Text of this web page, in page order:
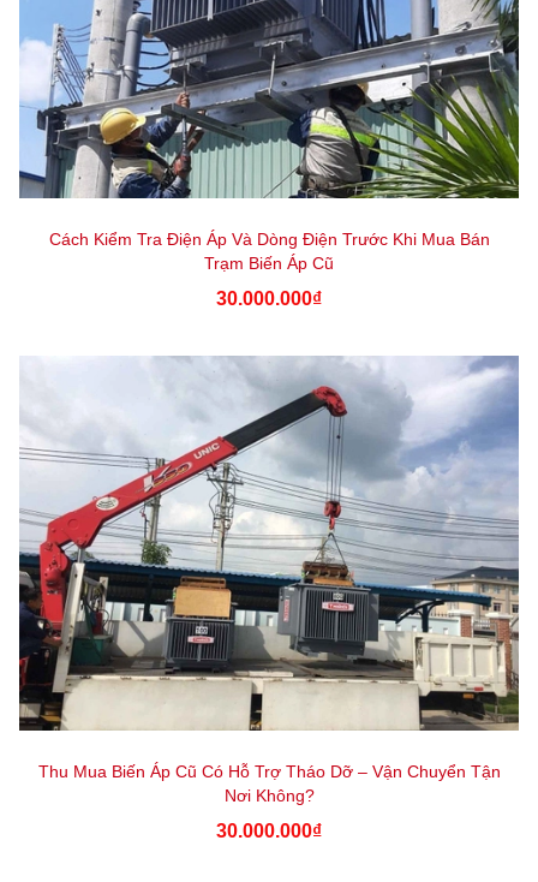
Cách Kiểm Tra Điện Áp Và Dòng Điện Trước Khi Mua Bán
Trạm Biến Áp Cũ
30.000.000₫
Thu Mua Biến Áp Cũ Có Hỗ Trợ Tháo Dỡ – Vận Chuyển Tận
Nơi Không?
30.000.000₫